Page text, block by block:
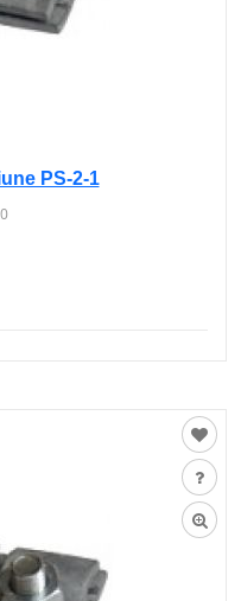
PS-2-1